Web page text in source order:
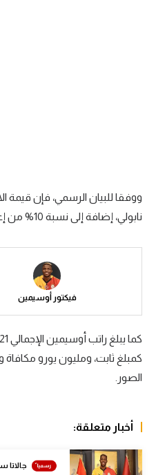
سعودي في الجول
الدوري الإنجليزي
دوري أبطال أوروبا
رياضات أخرى
أمم إفريقيا
كرة يد
نابولي، إضافة إلى نسبة 10% من إعادة البيع.
فيكتور أوسيمين
الصور.
أخبار متعلقة: